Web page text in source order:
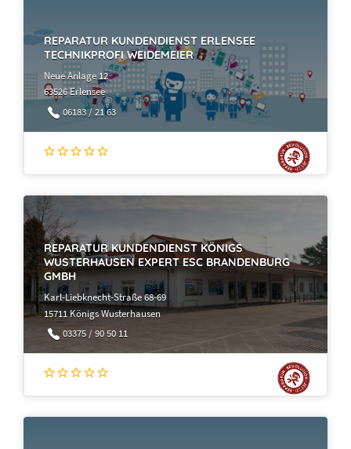
REPARATUR KUNDENDIENST ERLENSEE
TECHNIKPROFI WEIDEMEIER
Neue Anlage 12
63526 Erlensee
06183 / 21 63
REPARATUR KUNDENDIENST KÖNIGS
WUSTERHAUSEN EXPERT ESC BRANDENBURG
GMBH
Karl-Liebknecht-Straße 68-69
15711 Königs Wusterhausen
03375 / 90 50 11